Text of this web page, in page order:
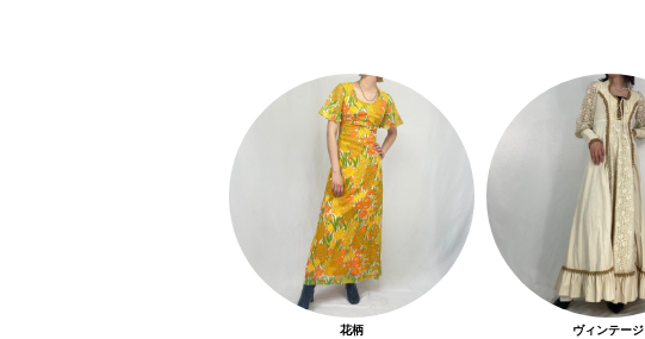
花柄 ヴィンテージ